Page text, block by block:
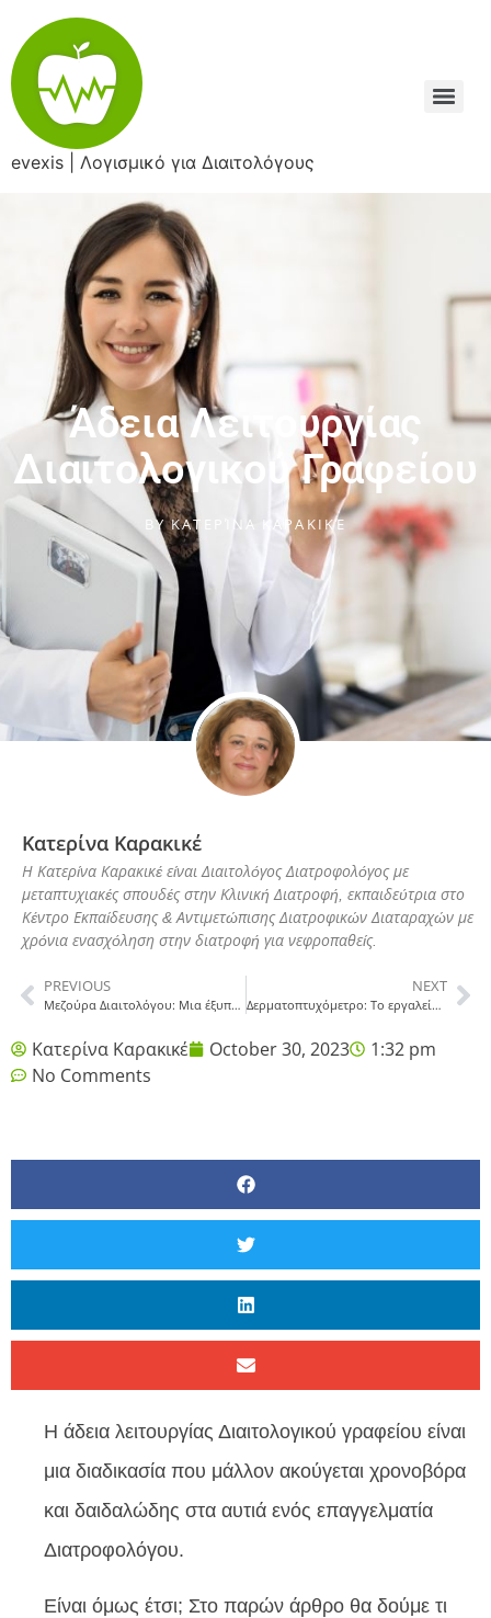
evexis | Λογισμικό για Διαιτολόγους
Άδεια Λειτουργίας
Διαιτολογικού Γραφείου
BYΚΑΤΕΡΊΝΑ ΚΑΡΑΚΙΚΈ
Κατερίνα Καρακικέ
Η Κατερίνα Καρακικέ είναι Διαιτολόγος Διατροφολόγος με
μεταπτυχιακές σπουδές στην Κλινική Διατροφή, εκπαιδεύτρια στο
Κέντρο Εκπαίδευσης & Αντιμετώπισης Διατροφικών Διαταραχών με
χρόνια ενασχόληση στην διατροφή για νεφροπαθείς.
PREVIOUS
Μεζούρα Διαιτολόγου: Μια έξυπνη επένδυση
NEXT
Δερματοπτυχόμετρο: Το εργαλείο του επαγγελματία Διαιτολόγου
Κατερίνα Καρακικέ October 30, 2023
1:32 pm
No Comments
Η άδεια λειτουργίας Διαιτολογικού γραφείου είναι
μια διαδικασία που μάλλον ακούγεται χρονοβόρα
και δαιδαλώδης στα αυτιά ενός επαγγελματία
Διατροφολόγου.
Είναι όμως έτσι; Στο παρών άρθρο θα δούμε τι